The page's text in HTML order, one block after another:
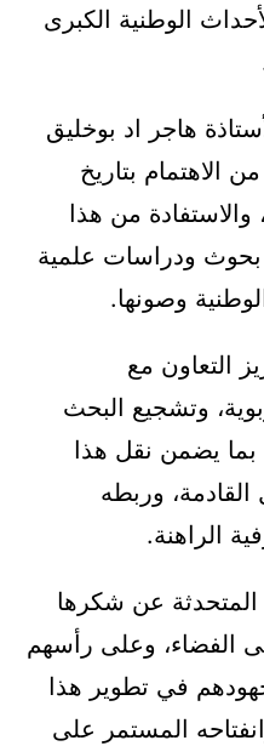
الوطنية الكبرى
هاجر اد بوخليق
الاهتمام بتاريخ
والاستفادة من هذا
بحوث ودراسات علمية
وصونها.
التعاون مع
وتشجيع البحث
بما يضمن نقل هذا
القادمة، وربطه
الراهنة.
عن شكرها
الفضاء، وعلى رأسهم
في تطوير هذا
المستمر على